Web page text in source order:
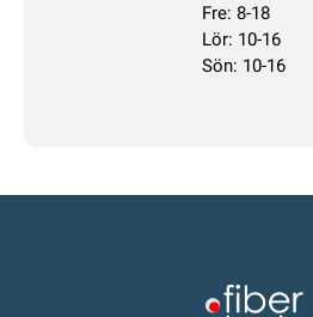
Fre: 8-18
Lör: 10-16
Sön: 10-16